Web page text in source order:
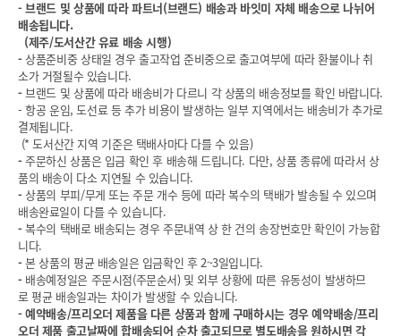
-브랜드 및 상품에 따라 파트너(브랜드) 배송과 바잇미 자체 배송으로 나뉘어
배송됩니다.
(제주/도서산간 유료 배송 시행)
- 상품준비중 상태일 경우 출고작업 준비중으로 출고여부에 따라 환불이나 취
소가 거절될수 있습니다.
-브랜드 및 상품에 따라 배송비가 다르니 각 상품의 배송정보를 확인 바랍니다.
- 항공 운임, 도선료 등 추가 비용이 발생하는 일부 지역에서는 배송비가 추가로
결제됩니다.
(* 도서산간 지역 기준은 택배사마다 다를 수 있음)
-주문하신 상품은 입금 확인 후 배송해 드립니다. 다만, 상품 종류에 따라서 상
품의 배송이 다소 지연될 수 있습니다.
- 상품의 부피/무게 또는 주문 개수 등에 따라 복수의 택배가 발송될 수 있으며
배송완료일이 다를 수 있습니다.
-복수의 택배로 배송되는 경우 주문내역 상 한 건의 송장번호만 확인이 가능합
니다.
-본 상품의 평균 배송일은 입금확인 후 2~3일입니다.
- 배송예정일은 주문시점(주문순서) 및 외부 상황에 따른 유동성이 발생하므
로 평균 배송일과는 차이가 발생할 수 있습니다.
-예약배송/프리오더 제품을 다른 상품과 함께 구매하시는 경우 예약배송/프리
오더 제품 출고날짜에 합배송되어 순차 출고되므로 별도배송을 원하시면 각